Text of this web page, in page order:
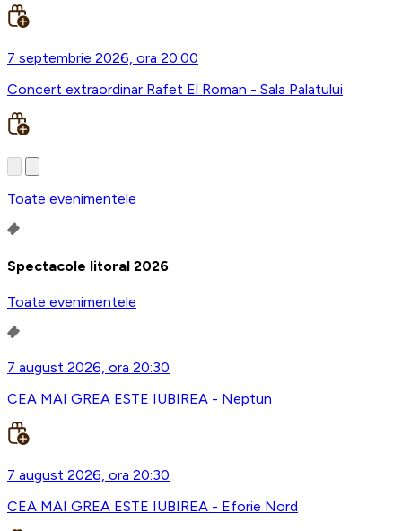
7 septembrie 2026, ora 20:00
Concert extraordinar Rafet El Roman - Sala Palatului
Toate evenimentele
Spectacole litoral 2026
Toate evenimentele
7 august 2026, ora 20:30
CEA MAI GREA ESTE IUBIREA - Neptun
7 august 2026, ora 20:30
CEA MAI GREA ESTE IUBIREA - Eforie Nord